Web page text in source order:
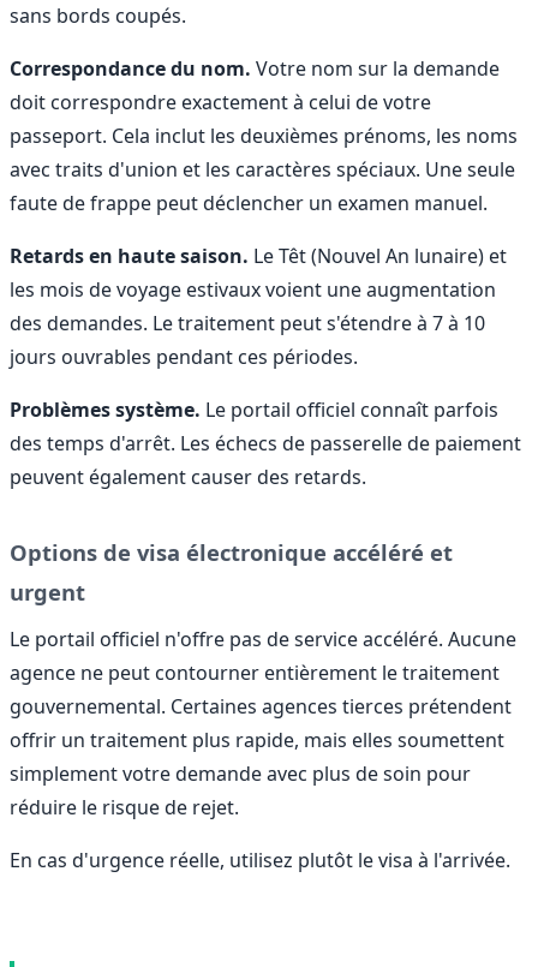
sans bords coupés.
Correspondance du nom. Votre nom sur la demande
doit correspondre exactement à celui de votre
passeport. Cela inclut les deuxièmes prénoms, les noms
avec traits d'union et les caractères spéciaux. Une seule
faute de frappe peut déclencher un examen manuel.
Retards en haute saison. Le Têt (Nouvel An lunaire) et
les mois de voyage estivaux voient une augmentation
des demandes. Le traitement peut s'étendre à 7 à 10
jours ouvrables pendant ces périodes.
Problèmes système. Le portail officiel connaît parfois
des temps d'arrêt. Les échecs de passerelle de paiement
peuvent également causer des retards.
Options de visa électronique accéléré et
urgent
Le portail officiel n'offre pas de service accéléré. Aucune
agence ne peut contourner entièrement le traitement
gouvernemental. Certaines agences tierces prétendent
offrir un traitement plus rapide, mais elles soumettent
simplement votre demande avec plus de soin pour
réduire le risque de rejet.
En cas d'urgence réelle, utilisez plutôt le visa à l'arrivée.